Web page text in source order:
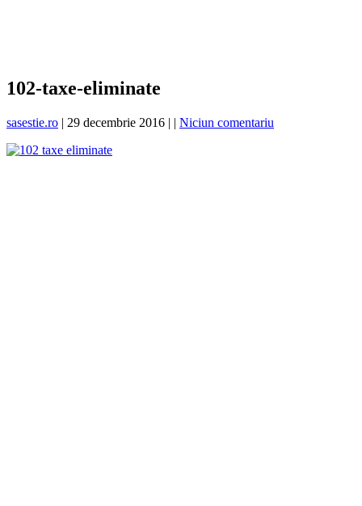
102-taxe-eliminate
sasestie.ro | 29 decembrie 2016 | | Niciun comentariu